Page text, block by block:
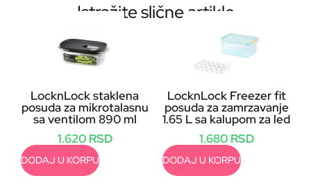
Istražite slične artikle
LocknLock staklena
posuda za mikrotalasnu
sa ventilom 890 ml
1.620 RSD
DODAJ U KORPU
LocknLock Freezer fit
posuda za zamrzavanje
1.65 L sa kalupom za led
1.680 RSD
DODAJ U KORPU